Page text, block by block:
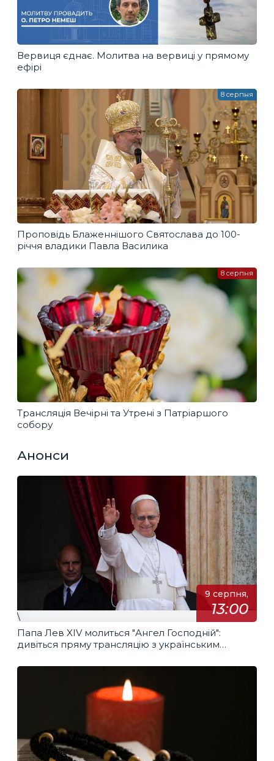
Вервиця єднає. Молитва на вервиці у прямому
ефірі
Проповідь Блаженнішого Святослава до 100-
річчя владики Павла Василика
8 серпня
Трансляція Вечірні та Утрені з Патріаршого
собору
8 серпня
Анонси
9 серпня,
13:00
\
Папа Лев XIV молиться "Ангел Господній":
дивіться пряму трансляцію з українським